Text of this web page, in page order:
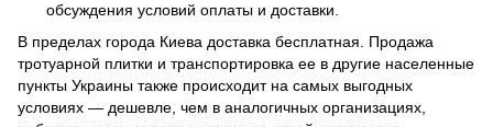
обсуждения условий оплаты и доставки.
В пределах города Киева доставка бесплатная. Продажа
тротуарной плитки и транспортировка ее в другие населенные
пункты Украины также происходит на самых выгодных
условиях — дешевле, чем в аналогичных организациях,